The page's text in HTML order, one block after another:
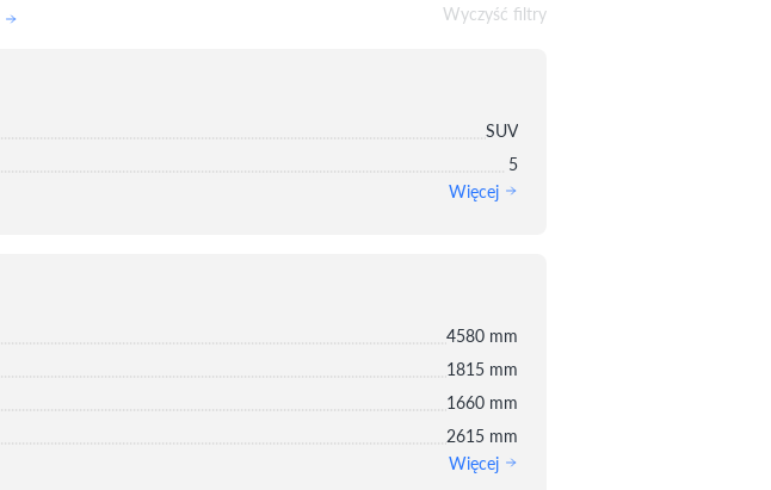
Wyczyść filtry
SUV
5
Więcej
4580 mm
1815 mm
1660 mm
2615 mm
Więcej